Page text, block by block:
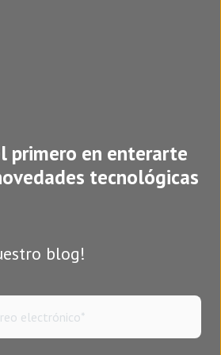
primero en enterarte
tecnológicas
blog!